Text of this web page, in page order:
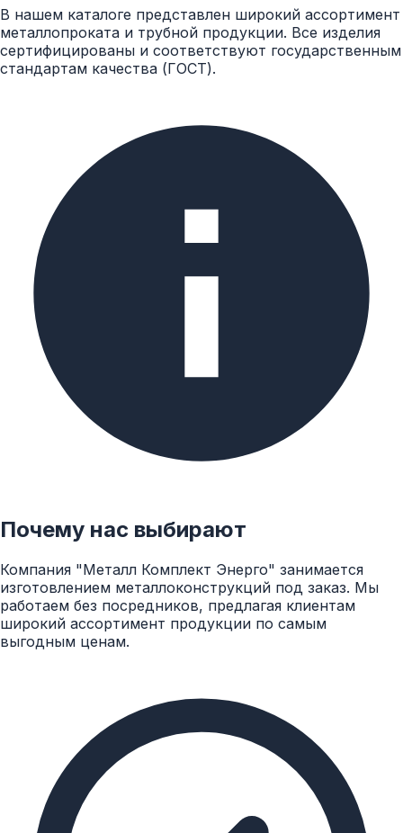
В нашем каталоге представлен широкий ассортимент
металлопроката и трубной продукции. Все изделия
сертифицированы и соответствуют государственным
стандартам качества (ГОСТ).
Почему нас выбирают
Компания "Металл Комплект Энерго" занимается
изготовлением металлоконструкций под заказ. Мы
работаем без посредников, предлагая клиентам
широкий ассортимент продукции по самым
выгодным ценам.